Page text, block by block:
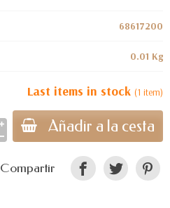
68617200
0.01 Kg
Last items in stock (1 item)
Añadir a la cesta
Compartir